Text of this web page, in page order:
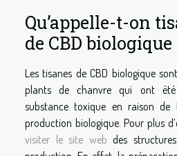
Qu’appelle-t-on
de CBD biologique
Les tisanes de CBD biologique
plants de chanvre qui ont
substance toxique en raison
production biologique. Pour plus
visiter le site web des